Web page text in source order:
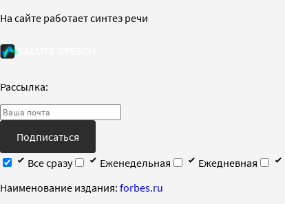
На сайте работает синтез речи
Рассылка:
Подписаться
Все сразу
Еженедельная Ежедневная
Наименование издания: forbes.ru